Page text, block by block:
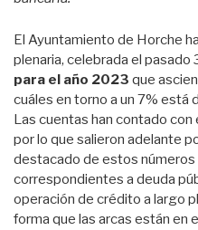
El Ayuntamiento de Horche
plenaria, celebrada el pasado
para el año 2023 que
cuáles en torno a un 7% está
Las cuentas han contado
por lo que salieron adelante
destacado de estos
correspondientes a deuda
operación de crédito a largo
forma que las arcas están en